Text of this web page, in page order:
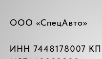
ООО «СпецАвто»
ИНН 7448178007